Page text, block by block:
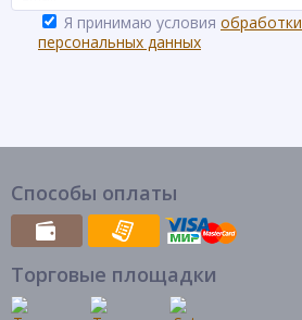
Я принимаю условия обработки
персональных данных
Способы оплаты
Торговые площадки